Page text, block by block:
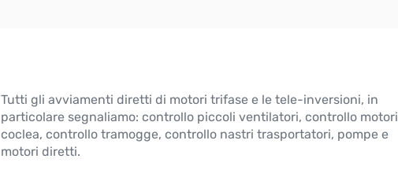
Tutti gli avviamenti diretti di motori trifase e le tele-inversioni, in
particolare segnaliamo: controllo piccoli ventilatori, controllo motori
coclea, controllo tramogge, controllo nastri trasportatori, pompe e
motori diretti.